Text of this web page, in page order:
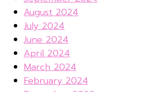
August 2024
July 2024
June 2024
April 2024
March 2024
February 2024